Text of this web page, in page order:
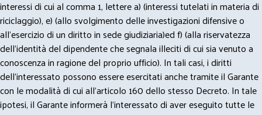
interessi di cui al comma 1, lettere a) (interessi tutelati in materia di
riciclaggio), e) (allo svolgimento delle investigazioni difensive o
all’esercizio di un diritto in sede giudiziaria)ed f) (alla riservatezza
dell’identità del dipendente che segnala illeciti di cui sia venuto a
conoscenza in ragione del proprio ufficio). In tali casi, i diritti
dell’interessato possono essere esercitati anche tramite il Garante
con le modalità di cui all’articolo 160 dello stesso Decreto. In tale
ipotesi, il Garante informerà l’interessato di aver eseguito tutte le